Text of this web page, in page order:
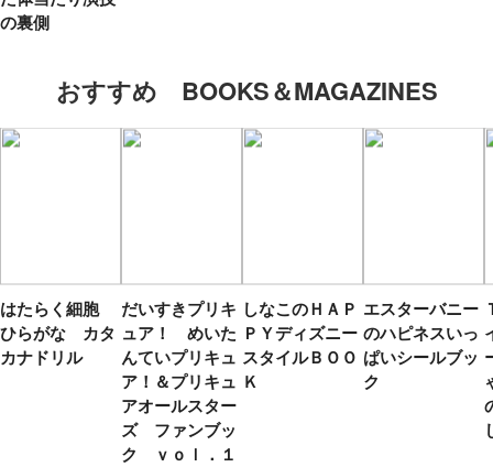
の裏側
おすすめ BOOKS＆MAGAZINES
はたらく細胞
ひらがな カタ
カナドリル
だいすきプリキ
ュア！ めいた
んていプリキュ
ア！＆プリキュ
アオールスター
ズ ファンブッ
ク ｖｏｌ．１
しなこのＨＡＰ
ＰＹディズニー
スタイルＢＯＯ
Ｋ
エスターバニー
のハピネスいっ
ぱいシールブッ
ク